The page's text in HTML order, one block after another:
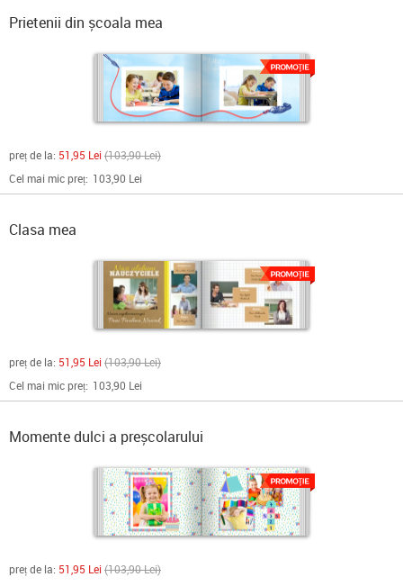
Prietenii din școala mea
preț de la: 51,95 Lei 103,90 Lei
Cel mai mic preț: 103,90 Lei
Clasa mea
preț de la: 51,95 Lei 103,90 Lei
Cel mai mic preț: 103,90 Lei
Momente dulci a preșcolarului
preț de la: 51,95 Lei 103,90 Lei